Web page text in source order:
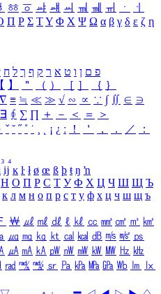
ㆅ ㆆ ㆇ ㆈ ㆉ ㆊ ㆋ ㆌ ㆍ
ㆎ
Π Ρ Σ ΤΥ Φ Χ Ψ Ω α β γ δ ε ζ η
פ ם ן ו ט א ר ק ף ך ל ח
【 】 ＂ （ ） ［ ］ ｛ ｝
∇ ≡ ≒ ≪ ≫ √ ∽ ∝ ∵ ∫ ∬ ∈ ∋
∃ ∮ ∑ ∏ ＋ － ＜ ＝
＞
ˇ ˘ ˝ ˚ ˙ ¸ ¡ ¿ ː ！ ＇ ， ． ／
：
₃ ₄
ĳ ĸ ŀ ł ø œ ß þ ŧ ŋ ŉ
Н О П Р С Т У Ф Х Ц Ч Ш Щ Ъ
к л м н о п р с т у ф х ц ч ш щ ъ
Ｆ ￦ ㎕ ㎖ ㎗ ℓ ㎘ ㏄ ㎣ ㎤ ㎥ ㎦
㎍ ㎎ ㎏ ㏏ ㎈ ㎉ ㏈ ㎧ ㎨ ㎰
㎂ ㎃ ㎄ ㎺ ㎻ ㎽ ㎾ ㎿ ㎐ ㎑
㎭ ㎮ ㎯ ㏛ ㎩ ㎪ ㎫ ㎬ ㏝ ㏐
㏓